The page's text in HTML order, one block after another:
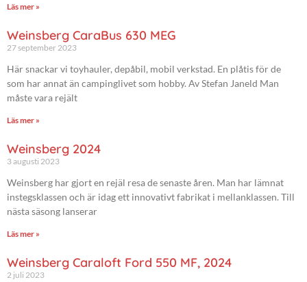
Läs mer »
Weinsberg CaraBus 630 MEG
27 september 2023
Här snackar vi toyhauler, depåbil, mobil verkstad. En plåtis för de
som har annat än campinglivet som hobby. Av Stefan Janeld Man
måste vara rejält
Läs mer »
Weinsberg 2024
3 augusti 2023
Weinsberg har gjort en rejäl resa de senaste åren. Man har lämnat
instegsklassen och är idag ett innovativt fabrikat i mellanklassen. Till
nästa säsong lanserar
Läs mer »
Weinsberg Caraloft Ford 550 MF, 2024
2 juli 2023